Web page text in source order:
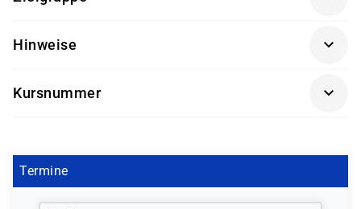
Vertriebs
Hinweise
Kursnummer
Termine